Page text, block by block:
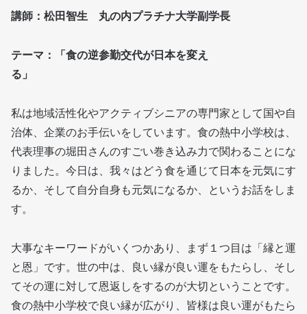
講師：松田智生 丸の内プラチナ大学副学長
テーマ：「食の逆参勤交代が日本を変え
る」
私は地域活性化やアクティブシニアの専門家として国や自
治体、企業のお手伝いをしています。食の熱中小学校は、
代表理事の堀田さんのすごい巻き込み力で関わることにな
りました。今日は、我々はどう食を通じて日本を元気にす
るか、そして自分自身も元気になるか、というお話をしま
す。
大事なキーワードがいくつかあり、まず１つ目は「縁と運
と恩」です。世の中は、良い縁が良い運をもたらし、そし
てその運に対して恩返しをするのが大切ということです。
食の熱中小学校で良い縁が広がり、皆様は良い運がもたら